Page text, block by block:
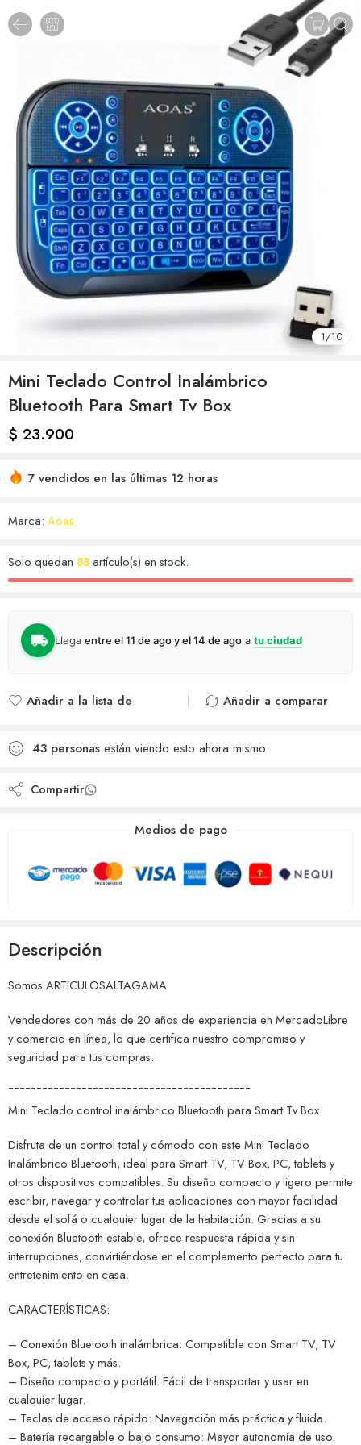
1/10
Mini Teclado Control Inalámbrico
Bluetooth Para Smart Tv Box
$ 23.900
7 vendidos en las últimas 12 horas
Marca: Aoas
Solo quedan 88artículo(s) en stock.
Llega entre el 11 de ago y el 14 de ago a tu ciudad
Añadir a la lista de
Añadido a la lista de
deseos
Añadir a comparar
43 personas están viendo esto ahora mismo
Compartir
Medios de pago
Descripción
Somos ARTICULOSALTAGAMA
Vendedores con más de 20 años de experiencia en MercadoLibre
y comercio en línea, lo que certifica nuestro compromiso y
seguridad para tus compras.
¯¯¯¯¯¯¯¯¯¯¯¯¯¯¯¯¯¯¯¯¯¯¯¯¯¯¯¯¯¯¯¯¯¯¯¯¯¯¯¯¯¯¯
Mini Teclado control inalámbrico Bluetooth para Smart Tv Box
Disfruta de un control total y cómodo con este Mini Teclado
Inalámbrico Bluetooth, ideal para Smart TV, TV Box, PC, tablets y
otros dispositivos compatibles. Su diseño compacto y ligero permite
escribir, navegar y controlar tus aplicaciones con mayor facilidad
desde el sofá o cualquier lugar de la habitación. Gracias a su
conexión Bluetooth estable, ofrece respuesta rápida y sin
interrupciones, convirtiéndose en el complemento perfecto para tu
entretenimiento en casa.
CARACTERÍSTICAS:
– Conexión Bluetooth inalámbrica: Compatible con Smart TV, TV
Box, PC, tablets y más.
– Diseño compacto y portátil: Fácil de transportar y usar en
cualquier lugar.
– Teclas de acceso rápido: Navegación más práctica y fluida.
– Batería recargable o bajo consumo: Mayor autonomía de uso.